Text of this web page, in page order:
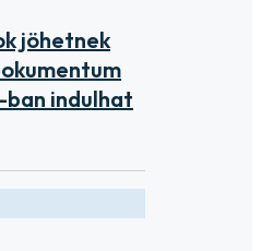
jöhetnek
indulhat